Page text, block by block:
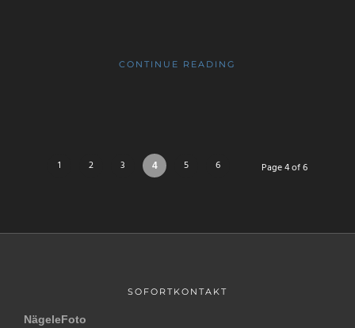
CONTINUE READING
1 2 3 4 5 6 Page 4 of 6
SOFORTKONTAKT
NägeleFoto